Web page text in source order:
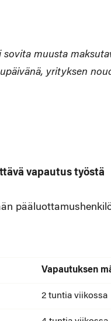
muusta
yrityksen
vapautus työstä
Vapautuksen
2 tuntia viikossa